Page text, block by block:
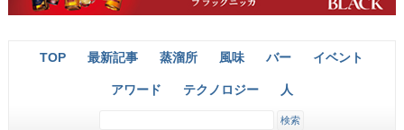
TOP 最新記事 蒸溜所 風味 バー イベント
アワード テクノロジー 人